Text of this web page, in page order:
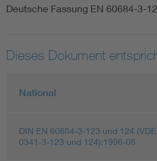
Deutsche Fassung EN 60684-3-
Dieses Dokument
National
DIN EN 60684-3-123 und 124 (VDE
0341-3-123 und 124):1996-08